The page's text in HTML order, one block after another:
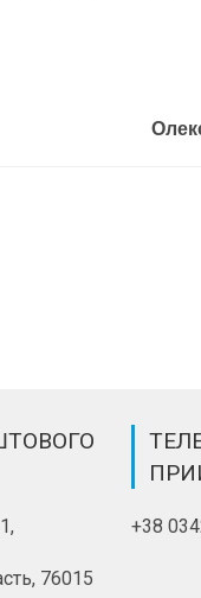
76015
+38